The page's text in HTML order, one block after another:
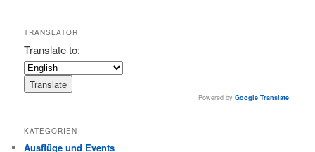
TRANSLATOR
Translate to:
Powered by Google Translate.
KATEGORIEN
Ausflüge und Events